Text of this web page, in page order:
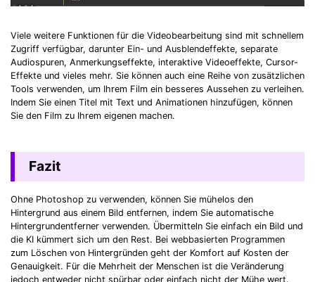
Viele weitere Funktionen für die Videobearbeitung sind mit schnellem
Zugriff verfügbar, darunter Ein- und Ausblendeffekte, separate
Audiospuren, Anmerkungseffekte, interaktive Videoeffekte, Cursor-
Effekte und vieles mehr. Sie können auch eine Reihe von zusätzlichen
Tools verwenden, um Ihrem Film ein besseres Aussehen zu verleihen.
Indem Sie einen Titel mit Text und Animationen hinzufügen, können
Sie den Film zu Ihrem eigenen machen.
Fazit
Ohne Photoshop zu verwenden, können Sie mühelos den
Hintergrund aus einem Bild entfernen, indem Sie automatische
Hintergrundentferner verwenden. Übermitteln Sie einfach ein Bild und
die KI kümmert sich um den Rest. Bei webbasierten Programmen
zum Löschen von Hintergründen geht der Komfort auf Kosten der
Genauigkeit. Für die Mehrheit der Menschen ist die Veränderung
jedoch entweder nicht spürbar oder einfach nicht der Mühe wert.